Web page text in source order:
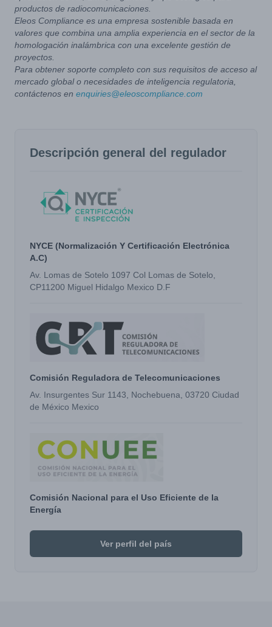
productos de radiocomunicaciones.
Eleos Compliance es una empresa sostenible basada en
valores que combina una amplia experiencia en el sector de la
homologación inalámbrica con una excelente gestión de
proyectos.
Para obtener soporte completo con sus requisitos de acceso al
mercado global o necesidades de inteligencia regulatoria,
contáctenos en enquiries@eleoscompliance.com
Descripción general del regulador
NYCE (Normalización Y Certificación Electrónica
A.C)
Av. Lomas de Sotelo 1097 Col Lomas de Sotelo,
CP11200 Miguel Hidalgo Mexico D.F
Comisión Reguladora de Telecomunicaciones
Av. Insurgentes Sur 1143, Nochebuena, 03720 Ciudad
de México Mexico
Comisión Nacional para el Uso Eficiente de la
Energía
Ver perfil del país